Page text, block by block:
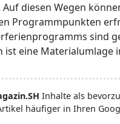
Auf diesen Wegen
Programmpunkten
sind
ist eine
Inhalte als
häufiger in Ihren